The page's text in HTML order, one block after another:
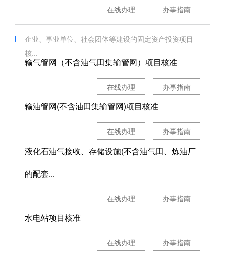
办事指南
在线办理
企业、事业单位、社会团体等建设的固定资产投资项目
核...
输气管网（不含油气田集输管网）项目核准
办事指南
在线办理
输油管网(不含油田集输管网)项目核准
办事指南
在线办理
液化石油气接收、存储设施(不含油气田、炼油厂
的配套...
办事指南
在线办理
水电站项目核准
办事指南
在线办理